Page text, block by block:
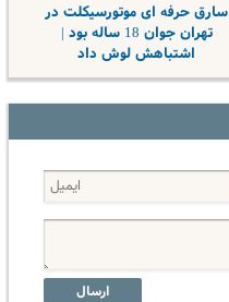
سارق حرفه ای موتورسیکلت در
تهران جوان 18 ساله بود |
اشتباهش لوش داد
ارسال